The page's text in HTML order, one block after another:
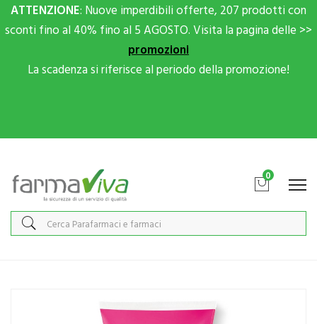
ATTENZIONE: Nuove imperdibili offerte, 207 prodotti con
sconti fino al 40% fino al 5 AGOSTO. Visita la pagina delle >>
promozioni
La scadenza si riferisce al periodo della promozione!
0
Sensibili 150 ml